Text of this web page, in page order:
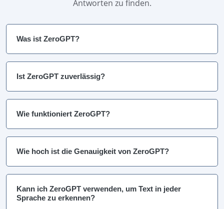
Antworten zu finden.
Was ist ZeroGPT?
Ist ZeroGPT zuverlässig?
Wie funktioniert ZeroGPT?
Wie hoch ist die Genauigkeit von ZeroGPT?
Kann ich ZeroGPT verwenden, um Text in jeder
Sprache zu erkennen?